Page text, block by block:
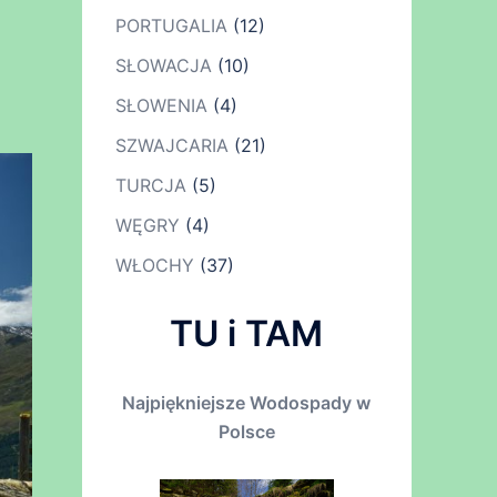
PORTUGALIA(12)
SŁOWACJA(10)
SŁOWENIA(4)
SZWAJCARIA(21)
TURCJA(5)
WĘGRY (4)
WŁOCHY (37)
TU i TAM
Najpiękniejsze Wodospady w
Polsce